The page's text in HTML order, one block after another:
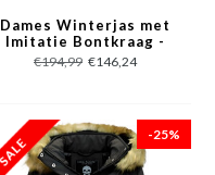
Dames Winterjas met
Imitatie Bontkraag -
Slim Fit - Rood
€194,99 €146,24
-25%